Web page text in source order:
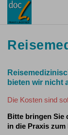
bieten wir nicht
Die Kosten sind
Bitte bringen Sie
in die Praxis